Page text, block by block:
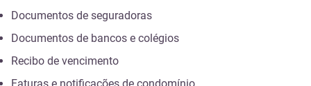
Documentos de seguradoras
Documentos de bancos e colégios
Recibo de vencimento